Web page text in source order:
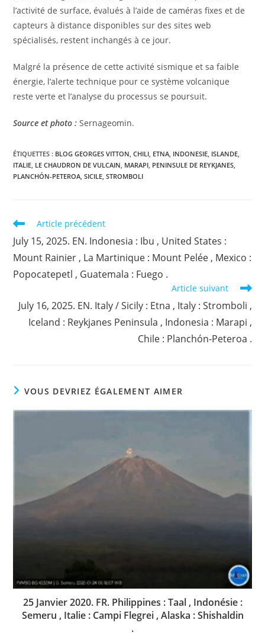
l’activité de surface, évalués à l’aide de caméras fixes et de
capteurs à distance disponibles sur des sites web
spécialisés, restent inchangés à ce jour.
Malgré la présence de cette activité sismique et sa faible
énergie, l’alerte technique pour ce système volcanique
reste verte et l’analyse du processus se poursuit.
Source et photo : Sernageomin.
ÉTIQUETTES : BLOG GEORGES VITTON CHILI ETNA INDONESIE ISLANDE
ITALIE LE CHAUDRON DE VULCAIN MARAPI PENINSULE DE REYKJANES
PLANCHÓN-PETEROA SICILE STROMBOLI
Read
articles
Article précédent
July 15, 2025. EN. Indonesia : Ibu , United States :
Mount Rainier , La Martinique : Mount Pelée , Mexico :
Popocatepetl , Guatemala : Fuego .
Article suivant
July 16, 2025. EN. Italy / Sicily : Etna , Italy : Stromboli ,
Iceland : Reykjanes Peninsula , Indonesia : Marapi ,
Chile : Planchón-Peteroa .
VOUS DEVRIEZ ÉGALEMENT AIMER
25 Janvier 2020. FR. Philippines : Taal , Indonésie :
Semeru , Italie : Campi Flegrei , Alaska : Shishaldin
.